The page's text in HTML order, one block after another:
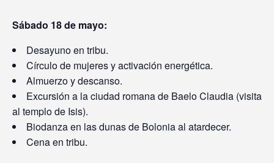
Sábado 18 de mayo:
Desayuno en tribu.
Círculo de mujeres y activación energética.
Almuerzo y descanso.
Excursión a la ciudad romana de Baelo Claudia (visita
al templo de Isis).
Biodanza en las dunas de Bolonia al atardecer.
Cena en tribu.